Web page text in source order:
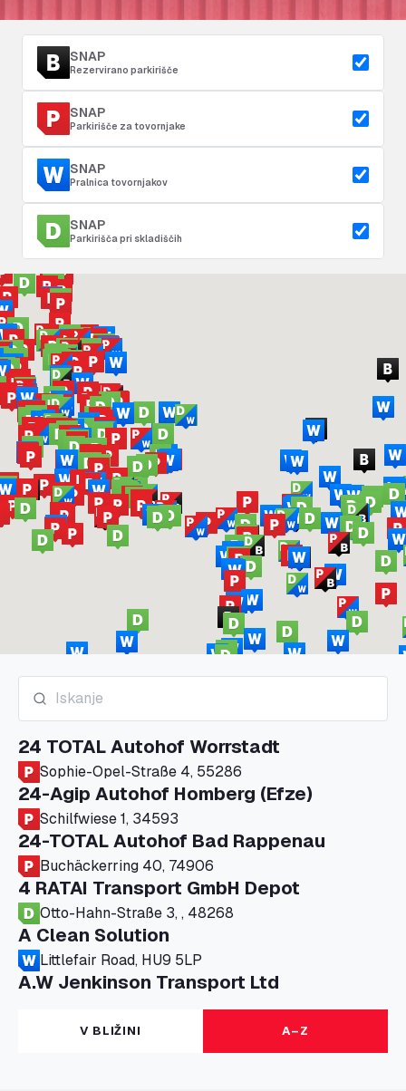
SNAP
Rezervirano parkirišče
SNAP
Parkirišče za tovornjake
SNAP
Pralnica tovornjakov
SNAP
Parkirišča pri skladiščih
24 TOTAL Autohof Worrstadt
Sophie-Opel-Straße 4, 55286
24-Agip Autohof Homberg (Efze)
Schilfwiese 1, 34593
24-TOTAL Autohof Bad Rappenau
Buchäckerring 40, 74906
4 RATAI Transport GmbH Depot
Otto-Hahn-Straße 3, , 48268
A Clean Solution
Littlefair Road, HU9 5LP
A.W Jenkinson Transport Ltd
Progress House, ME11 5GA
A+G Nettetal - Depot Parking
Am Panneschopp 7, 41334
V BLIŽINI A–Z